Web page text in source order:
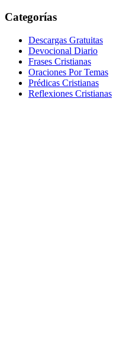
Categorías
Descargas Gratuitas
Devocional Diario
Frases Cristianas
Oraciones Por Temas
Prédicas Cristianas
Reflexiones Cristianas